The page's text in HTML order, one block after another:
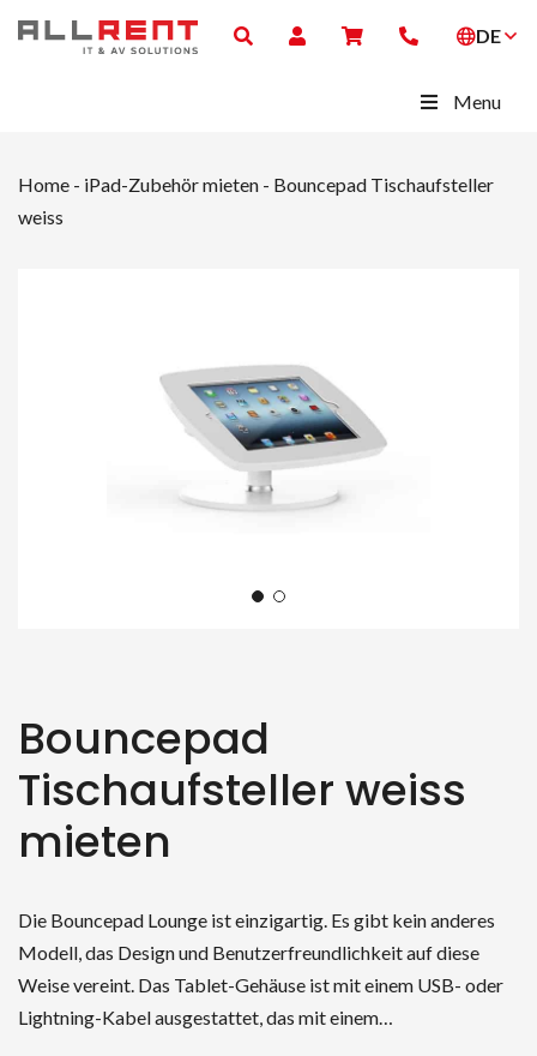
DE
Menu
Home - iPad-Zubehör mieten - Bouncepad Tischaufsteller
weiss
Bouncepad
Tischaufsteller weiss
mieten
Die Bouncepad Lounge ist einzigartig. Es gibt kein anderes
Modell, das Design und Benutzerfreundlichkeit auf diese
Weise vereint. Das Tablet-Gehäuse ist mit einem USB- oder
Lightning-Kabel ausgestattet, das mit einem…